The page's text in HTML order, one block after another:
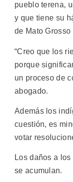
pueblo terena,
y que tiene su
de Mato Grosso
“Creo que los
porque
un proceso de
abogado.
Además los
cuestión, es
votar
Los daños a
se acumulan.